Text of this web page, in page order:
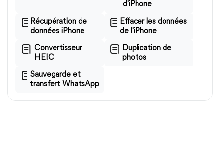
d'iPhone
Récupération de
données iPhone
Effacer les données
de l'iPhone
Convertisseur
HEIC
Duplication de
photos
Sauvegarde et
transfert WhatsApp